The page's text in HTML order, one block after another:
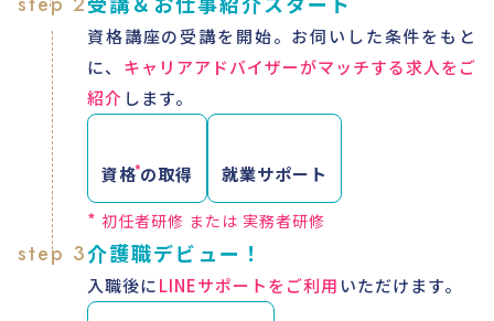
資格講座の受講を開始。お伺いした条件をもと
に、キャリアアドバイザーがマッチする求人をご
紹介します。
資格*
の取得 就業サポート
* 初任者研修 または 実務者研修
step 3介護職デビュー！
入職後にLINEサポートをご利用いただけます。